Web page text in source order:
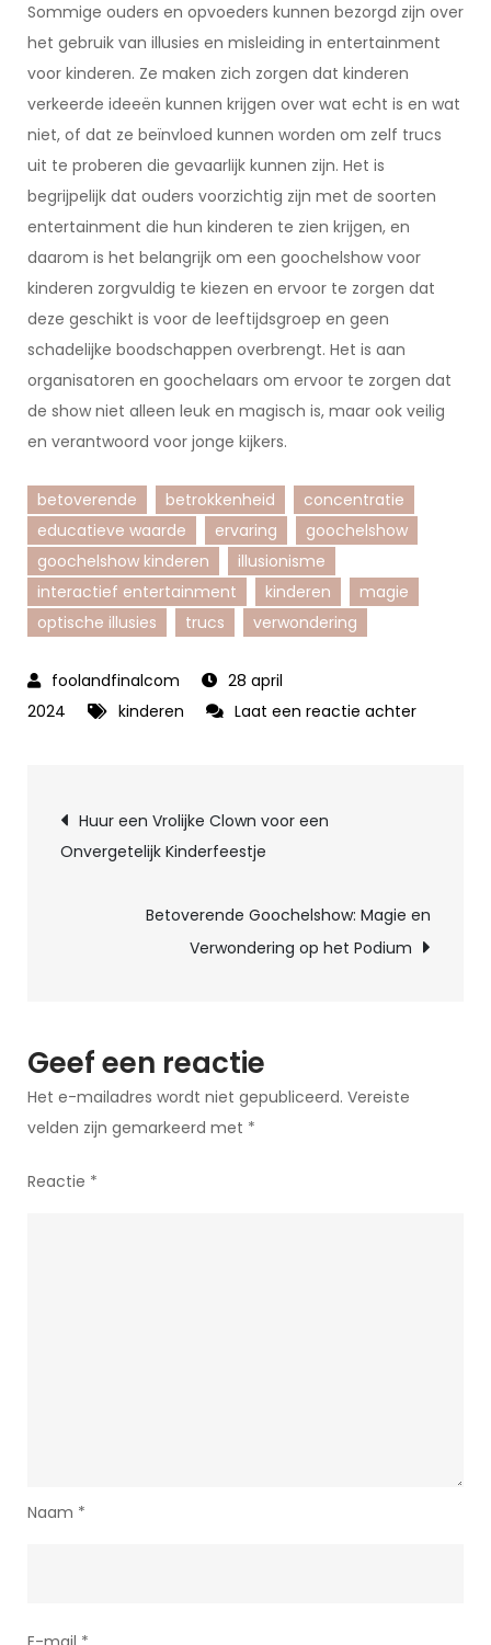
Sommige ouders en opvoeders kunnen bezorgd zijn over
het gebruik van illusies en misleiding in entertainment
voor kinderen. Ze maken zich zorgen dat kinderen
verkeerde ideeën kunnen krijgen over wat echt is en wat
niet, of dat ze beïnvloed kunnen worden om zelf trucs
uit te proberen die gevaarlijk kunnen zijn. Het is
begrijpelijk dat ouders voorzichtig zijn met de soorten
entertainment die hun kinderen te zien krijgen, en
daarom is het belangrijk om een goochelshow voor
kinderen zorgvuldig te kiezen en ervoor te zorgen dat
deze geschikt is voor de leeftijdsgroep en geen
schadelijke boodschappen overbrengt. Het is aan
organisatoren en goochelaars om ervoor te zorgen dat
de show niet alleen leuk en magisch is, maar ook veilig
en verantwoord voor jonge kijkers.
betoverende betrokkenheid
concentratie
educatieve waarde
ervaring
goochelshow
goochelshow kinderen
illusionisme
interactief entertainment
kinderen
magie
optische illusies
trucs verwondering
28 april
2024
kinderen Laat een reactie achterop
Vermaak!
Berichtnavigatie
Huur een Vrolijke Clown voor een
Onvergetelijk Kinderfeestje
Betoverende Goochelshow: Magie en
Verwondering op het Podium
Geef een reactie
Het e-mailadres wordt niet gepubliceerd. Vereiste
velden zijn gemarkeerd met *
Reactie *
Naam *